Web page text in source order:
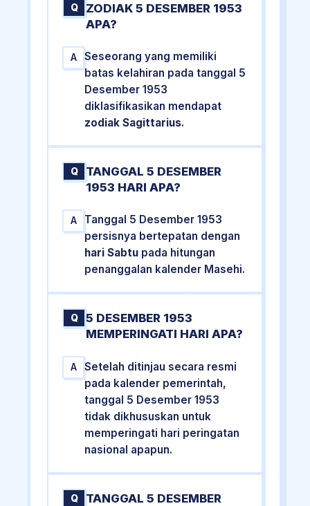
Q
ZODIAK 5 DESEMBER 1953
APA?
A
Seseorang yang memiliki
batas kelahiran pada tanggal 5
Desember 1953
diklasifikasikan mendapat
zodiak Sagittarius.
Q
TANGGAL 5 DESEMBER
1953 HARI APA?
A
Tanggal 5 Desember 1953
persisnya bertepatan dengan
hari Sabtu pada hitungan
penanggalan kalender Masehi.
Q
5 DESEMBER 1953
MEMPERINGATI HARI APA?
A
Setelah ditinjau secara resmi
pada kalender pemerintah,
tanggal 5 Desember 1953
tidak dikhususkan untuk
memperingati hari peringatan
nasional apapun.
Q
TANGGAL 5 DESEMBER